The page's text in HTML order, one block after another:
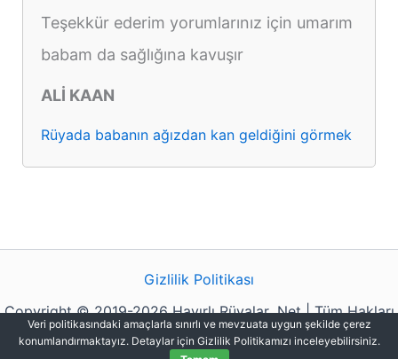
Teşekkür ederim yorumlarınız için umarım
babam da sağlığına kavuşır
ALİ KAAN
Rüyada babanın ağızdan kan geldiğini görmek
Gizlilik Politikası
Copyright © 2019-2026 Hayırlı Rüyalar .Net | Tüm Hakları
Saklıdır.
Veri politikasındaki amaçlarla sınırlı ve mevzuata uygun şekilde çerez
konumlandırmaktayız. Detaylar için Gizlilik Politikamızı inceleyebilirsiniz.